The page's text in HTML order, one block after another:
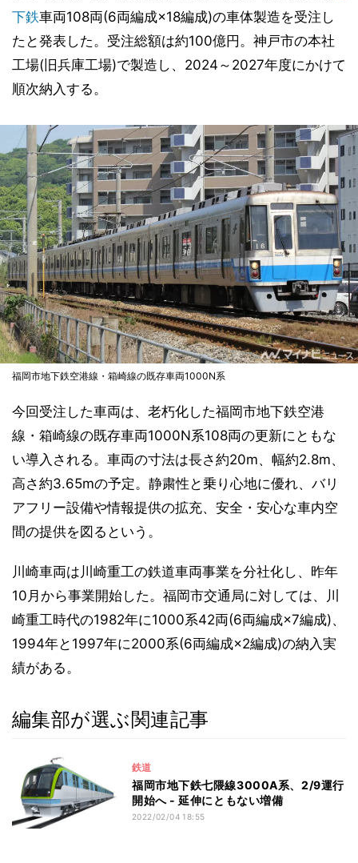
下鉄車両108両(6両編成×18編成)の車体製造を受注し
たと発表した。受注総額は約100億円。神戸市の本社
工場(旧兵庫工場)で製造し、2024～2027年度にかけて
順次納入する。
福岡市地下鉄空港線・箱崎線の既存車両1000N系
今回受注した車両は、老朽化した福岡市地下鉄空港
線・箱崎線の既存車両1000N系108両の更新にともな
い導入される。車両の寸法は長さ約20m、幅約2.8m、
高さ約3.65mの予定。静粛性と乗り心地に優れ、バリ
アフリー設備や情報提供の拡充、安全・安心な車内空
間の提供を図るという。
川崎車両は川崎重工の鉄道車両事業を分社化し、昨年
10月から事業開始した。福岡市交通局に対しては、川
崎重工時代の1982年に1000系42両(6両編成×7編成)、
1994年と1997年に2000系(6両編成×2編成)の納入実
績がある。
編集部が選ぶ関連記事
鉄道
福岡市地下鉄七隈線3000A系、2/9運行
開始へ - 延伸にともない増備
2022/02/04 18:55